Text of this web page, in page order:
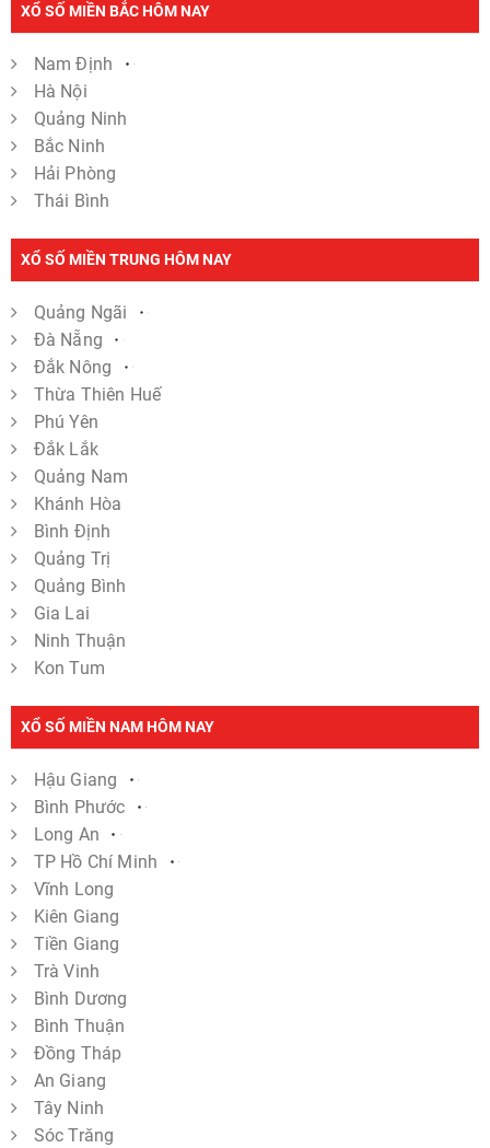
XỔ SỐ MIỀN BẮC HÔM NAY
Nam Định
Hà Nội
Quảng Ninh
Bắc Ninh
Hải Phòng
Thái Bình
XỔ SỐ MIỀN TRUNG HÔM NAY
Quảng Ngãi
Đà Nẵng
Đắk Nông
Thừa Thiên Huế
Phú Yên
Đắk Lắk
Quảng Nam
Khánh Hòa
Bình Định
Quảng Trị
Quảng Bình
Gia Lai
Ninh Thuận
Kon Tum
XỔ SỐ MIỀN NAM HÔM NAY
Hậu Giang
Bình Phước
Long An
TP Hồ Chí Minh
Vĩnh Long
Kiên Giang
Tiền Giang
Trà Vinh
Bình Dương
Bình Thuận
Đồng Tháp
An Giang
Tây Ninh
Sóc Trăng